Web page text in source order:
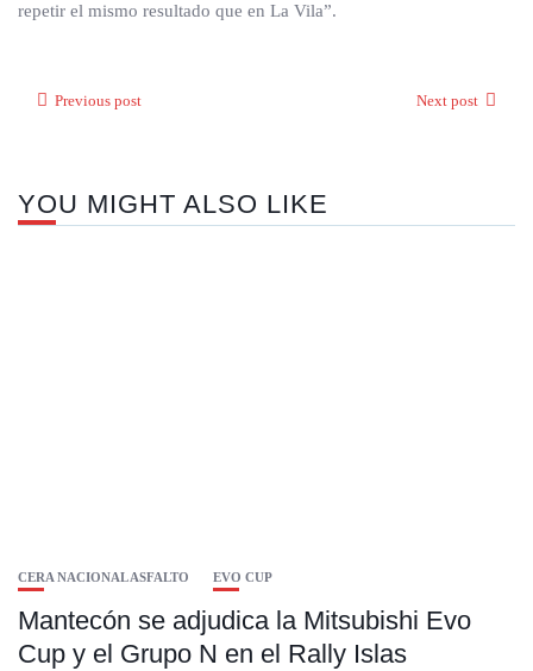
repetir el mismo resultado que en La Vila”.
Previous post Next post
YOU MIGHT ALSO LIKE
CERA NACIONAL ASFALTO EVO CUP
Mantecón se adjudica la Mitsubishi Evo
Cup y el Grupo N en el Rally Islas